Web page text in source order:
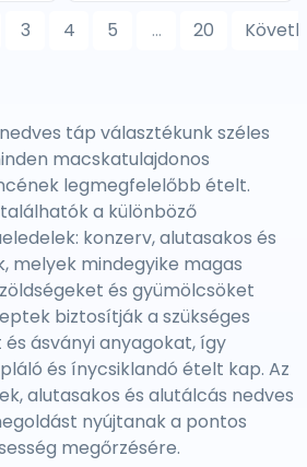
3 4 5 … 20
táp választékunk széles
macskatulajdonos
legmegfelelőbb ételt.
a különböző
konzerv, alutasakos és
melyek mindegyike magas
és gyümölcsöket
biztosítják a szükséges
ásványi anyagokat, így
és ínycsiklandó ételt kap. Az
alutasakos és alutálcás nedves
nyújtanak a pontos
megőrzésére.